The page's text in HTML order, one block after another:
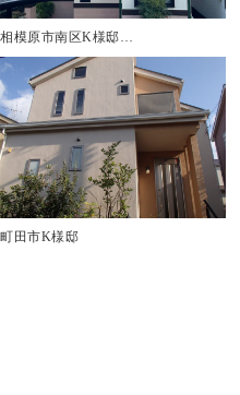
相模原市南区K様邸…
町田市K様邸